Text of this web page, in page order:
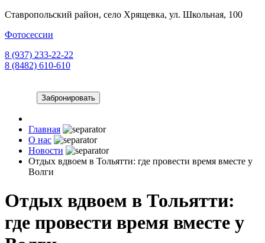
Ставропольский район, село Хрящевка, ул. Школьная, 100
Фотосессии
8 (937) 233-22-22
8 (8482) 610-610
Забронировать
Главная
О нас
Новости
Отдых вдвоем в Тольятти: где провести время вместе у
Волги
Отдых вдвоем в Тольятти:
где провести время вместе у